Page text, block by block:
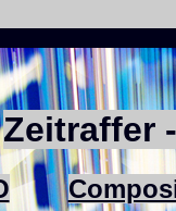
Zeitraffer